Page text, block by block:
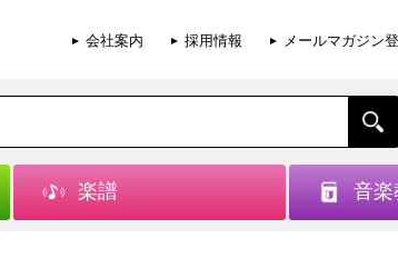
会社案内 採用情報 メールマガジン
楽譜 音楽